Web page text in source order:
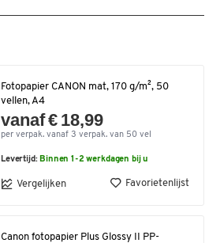
Fotopapier CANON mat, 170 g/m², 50
vellen, A4
vanaf € 18,99
per verpak. vanaf 3 verpak. van 50 vel
Levertijd: Binnen 1-2 werkdagen bij u
Vergelijken Favorietenlijst
Canon fotopapier Plus Glossy II PP-